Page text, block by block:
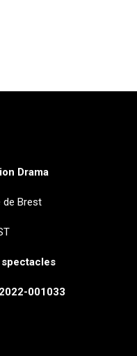
Drama
de Brest
001033